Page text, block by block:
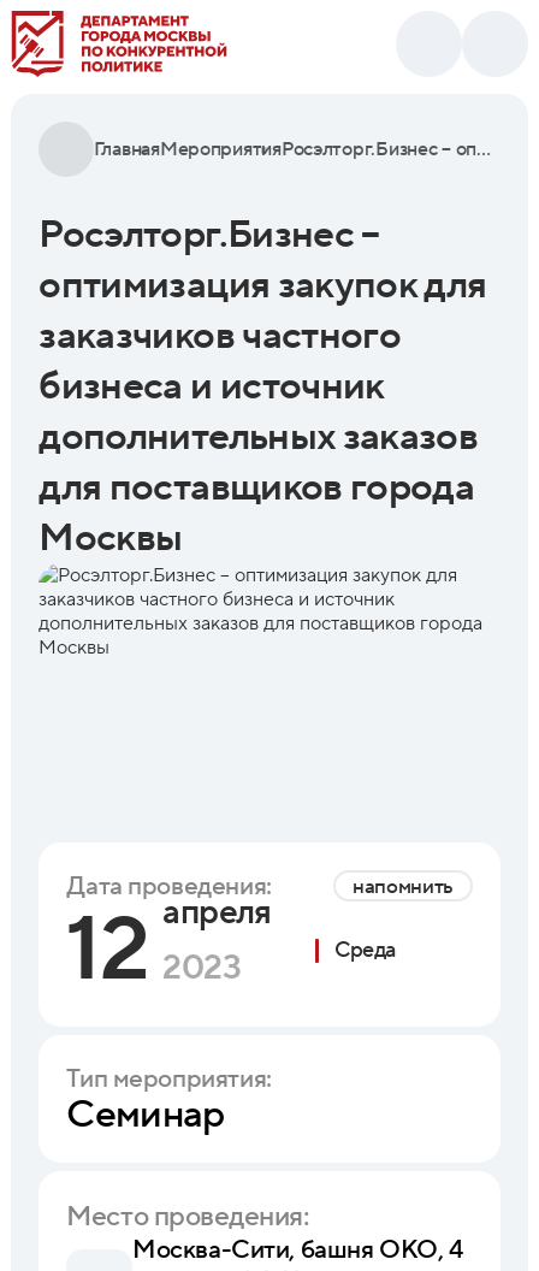
ГлавнаяМероприятия Росэлторг.Бизнес – оптимизация закупок для заказчиков частного бизнеса и источник дополнительных заказов для поставщиков города Москвы
Росэлторг.Бизнес –
оптимизация закупок для
заказчиков частного
бизнеса и источник
дополнительных заказов
для поставщиков города
Москвы
Дата проведения: напомнить
12 апреля
2023
Среда
Тип мероприятия:
Семинар
Место проведения:
Москва-Сити, башня ОКО, 4